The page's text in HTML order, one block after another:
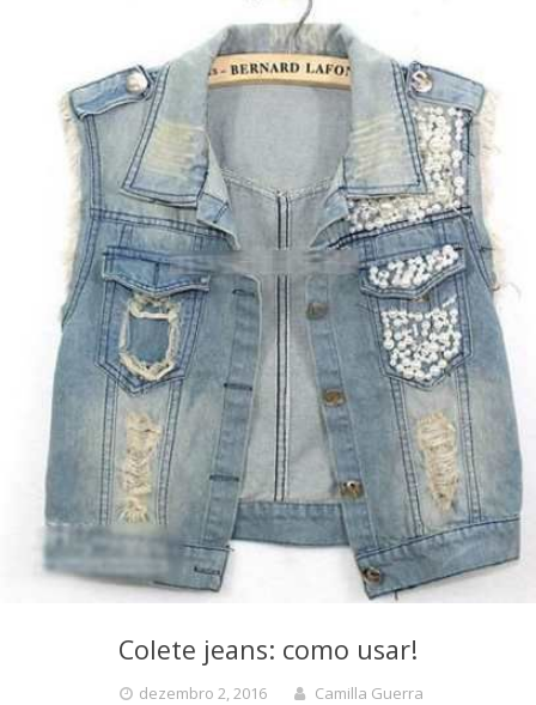
Colete jeans: como usar!
dezembro 2, 2016 Camilla Guerra